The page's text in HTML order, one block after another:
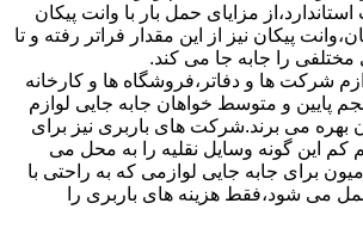
مزایای حمل بار با وانت پیکان
پیکان نیز از این مقدار فراتر رفته و تا
مختلفی را جابه جا می کند.
شرکت ها و دفاتر،فروشگاه ها و کارخانه
پایین و متوسط خواهان جابه جایی لوازم
بهره می برند.شرکت های باربری نیز برای
کم این گونه وسایل نقلیه را به محل می
برای جابه جایی لوازمی که به راحتی با
می شود،فقط هزینه های باربری را